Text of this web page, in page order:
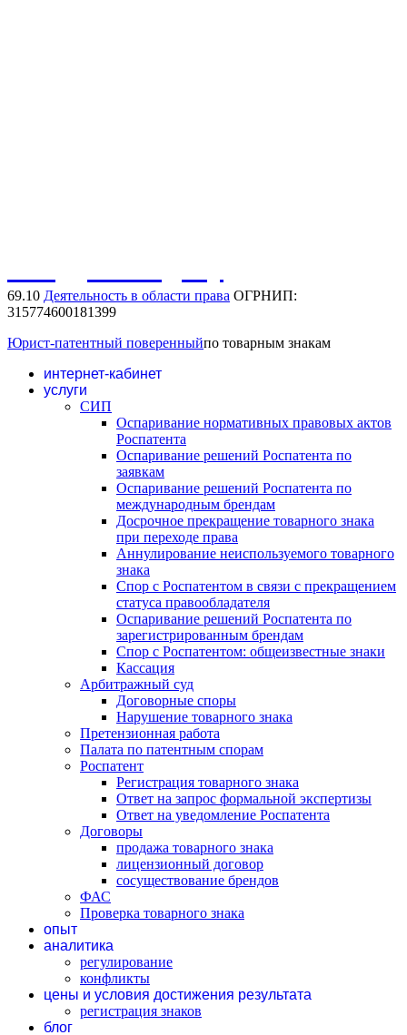
69.10 Деятельность в области права ОГРНИП:
315774600181399
Юрист-патентный поверенныйпо товарным знакам
интернет-кабинет
услуги
СИП
Оспаривание нормативных правовых актов
Роспатента
Оспаривание решений Роспатента по
заявкам
Оспаривание решений Роспатента по
международным брендам
Досрочное прекращение товарного знака
при переходе права
Аннулирование неиспользуемого товарного
знака
Спор с Роспатентом в связи с прекращением
статуса правообладателя
Оспаривание решений Роспатента по
зарегистрированным брендам
Спор с Роспатентом: общеизвестные знаки
Кассация
Арбитражный суд
Договорные споры
Нарушение товарного знака
Претензионная работа
Палата по патентным спорам
Роспатент
Регистрация товарного знака
Ответ на запрос формальной экспертизы
Ответ на уведомление Роспатента
Договоры
продажа товарного знака
лицензионный договор
сосуществование брендов
ФАС
Проверка товарного знака
опыт
аналитика
регулирование
конфликты
цены и условия достижения результата
регистрация знаков
блог